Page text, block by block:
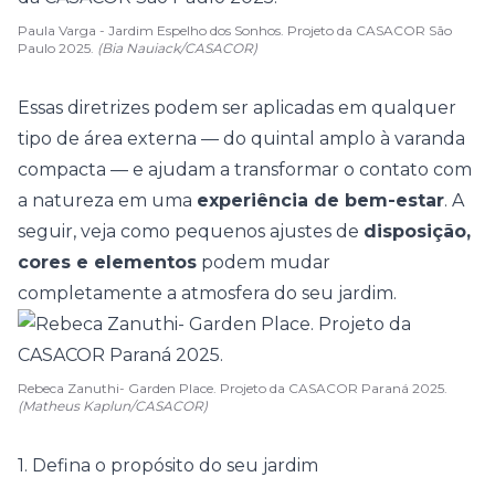
Paula Varga - Jardim Espelho dos Sonhos. Projeto da CASACOR São
Paulo 2025. (Bia Nauiack/CASACOR)
Essas diretrizes podem ser aplicadas em qualquer
tipo de área externa — do quintal amplo à varanda
compacta — e ajudam a transformar o contato com
a natureza em uma experiência de bem-estar. A
seguir, veja como pequenos ajustes de disposição,
cores e elementos podem mudar
completamente a atmosfera do seu jardim.
Rebeca Zanuthi- Garden Place. Projeto da CASACOR Paraná 2025.
(Matheus Kaplun/CASACOR)
1. Defina o propósito do seu jardim